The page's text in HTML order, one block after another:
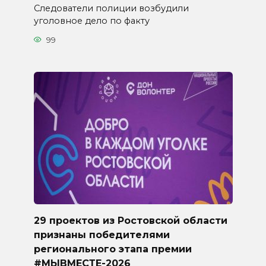
Следователи полиции возбудили
уголовное дело по факту
99
29 проектов из Ростовской области
признаны победителями
регионального этапа премии
#МЫВМЕСТЕ-2026